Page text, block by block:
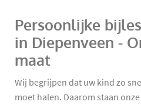
Persoonlijke
in Diepenveen -
maat
Wij begrijpen dat uw kind zo
moet halen. Daarom staan